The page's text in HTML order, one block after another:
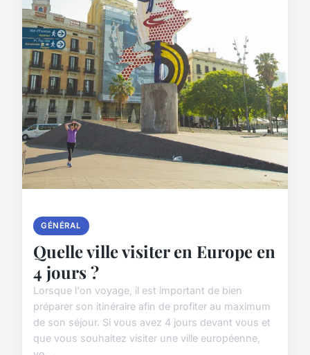
GÉNÉRAL
Quelle ville visiter en Europe en
4 jours ?
Lorsque l'on voyage, il est important de bien
préparer son itinéraire afin de profiter au maximum
de son séjour. Si vous avez 4 jours devant vous et
que vous souhaitez visiter une ville européenne,